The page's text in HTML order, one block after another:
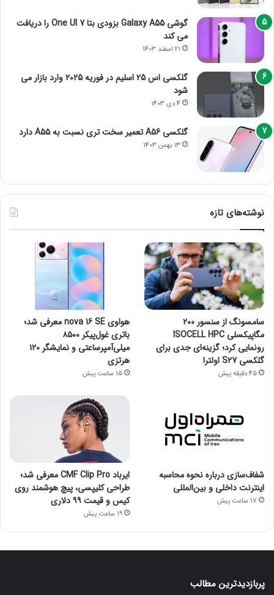
گوشی Galaxy A55 بزودی بتا One UI 7 را دریافت
می کند
21 اسفند 1403
گلکسی اس 25 اسلیم در فوریه 2025 وارد بازار می
شود
4 دی 1403
گلکسی A56 تعمیر سخت تری نسبت به A55 دارد
13 بهمن 1403
نوشته‌های تازه
سامسونگ از سنسور ۲۰۰
مگاپیکسلی ISOCELL HPC
رونمایی کرد؛ گزینه‌ای جدی برای
گلکسی S27 اولترا
45 دقیقه پیش
هواوی nova 16 SE معرفی شد؛
باتری غول‌پیکر ۸۵۰۰
میلی‌آمپرساعتی و نمایشگر ۱۲۰
هرتزی
15 ساعت پیش
شفاف‌سازی درباره نحوه محاسبه
اینترنت داخلی و بین‌المللی
17 ساعت پیش
ایرباد CMF Clip Pro معرفی شد؛
طراحی کلیپسی، پیچ هوشمند روی
کیس و قیمت ۹۹ دلاری
19 ساعت پیش
پربازدیدترین مطالب